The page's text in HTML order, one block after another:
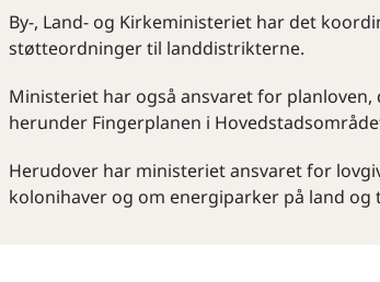
By-, Land- og Kirkeministeriet har det
støtteordninger til landdistrikterne.
Ministeriet har også ansvaret for
herunder Fingerplanen i
Herudover har ministeriet ansvaret for
kolonihaver og om energiparker på land